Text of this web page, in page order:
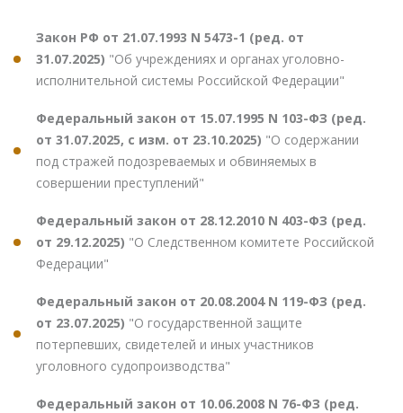
Закон РФ от 21.07.1993 N 5473-1 (ред. от
31.07.2025) "Об учреждениях и органах уголовно-
исполнительной системы Российской Федерации"
Федеральный закон от 15.07.1995 N 103-ФЗ (ред.
от 31.07.2025, с изм. от 23.10.2025) "О содержании
под стражей подозреваемых и обвиняемых в
совершении преступлений"
Федеральный закон от 28.12.2010 N 403-ФЗ (ред.
от 29.12.2025) "О Следственном комитете Российской
Федерации"
Федеральный закон от 20.08.2004 N 119-ФЗ (ред.
от 23.07.2025) "О государственной защите
потерпевших, свидетелей и иных участников
уголовного судопроизводства"
Федеральный закон от 10.06.2008 N 76-ФЗ (ред.